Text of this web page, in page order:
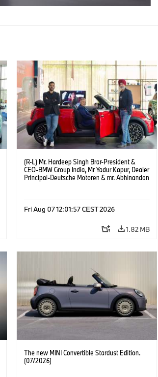
(R-L) Mr. Hardeep Singh Brar-President &
CEO-BMW Group India, Mr Yadur Kapur, Dealer
Principal-Deutsche Motoren & mr. Abhinandan
Fri Aug 07 12:01:57 CEST 2026
1.82 MB
The new MINI Convertible Stardust Edition.
(07/2026)